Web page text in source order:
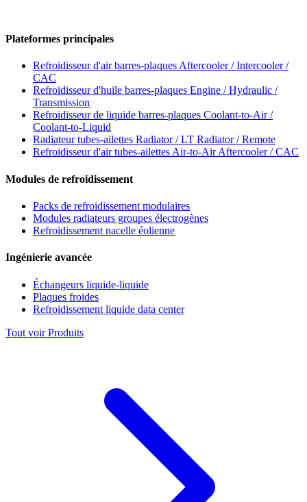
Plateformes principales
Refroidisseur d'air barres-plaquesAftercooler / Intercooler /
CAC
Refroidisseur d'huile barres-plaques Engine / Hydraulic /
Transmission
Refroidisseur de liquide barres-plaques Coolant-to-Air /
Coolant-to-Liquid
Radiateur tubes-ailettes Radiator / LT Radiator / Remote
Refroidisseur d'air tubes-ailettesAir-to-Air Aftercooler / CAC
Modules de refroidissement
Packs de refroidissement modulaires
Modules radiateurs groupes électrogènes
Refroidissement nacelle éolienne
Ingénierie avancée
Échangeurs liquide-liquide
Plaques froides
Refroidissement liquide data center
Tout voir Produits